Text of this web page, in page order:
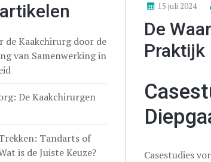
15 juli 2024
De
Praktijk
Casestudies
de Kaakchirurg door de
van Samenwerking in
De Kaakchirurgen
Tandarts of
is de Juiste Keuze?